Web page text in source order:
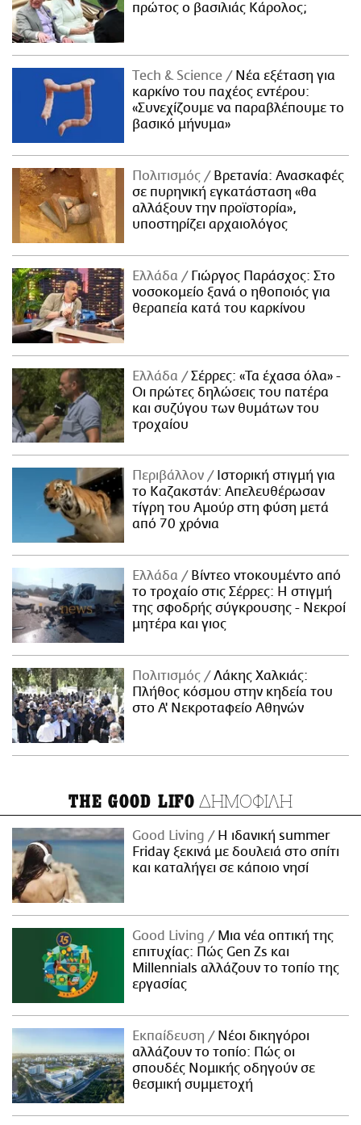
πρώτος ο βασιλιάς Κάρολος;
Τech & Science
Νέα εξέταση για
καρκίνο του παχέος εντέρου:
«Συνεχίζουμε να παραβλέπουμε το
βασικό μήνυμα»
Πολιτισμός
Βρετανία: Ανασκαφές
σε πυρηνική εγκατάσταση «θα
αλλάξουν την προϊστορία»,
υποστηρίζει αρχαιολόγος
Ελλάδα
Γιώργος Παράσχος: Στο
νοσοκομείο ξανά ο ηθοποιός για
θεραπεία κατά του καρκίνου
Ελλάδα
Σέρρες: «Τα έχασα όλα» -
Οι πρώτες δηλώσεις του πατέρα
και συζύγου των θυμάτων του
τροχαίου
Περιβάλλον
Ιστορική στιγμή για
το Καζακστάν: Απελευθέρωσαν
τίγρη του Αμούρ στη φύση μετά
από 70 χρόνια
Ελλάδα
Βίντεο ντοκουμέντο από
το τροχαίο στις Σέρρες: Η στιγμή
της σφοδρής σύγκρουσης - Νεκροί
μητέρα και γιος
Πολιτισμός
Λάκης Χαλκιάς:
Πλήθος κόσμου στην κηδεία του
στο Α' Νεκροταφείο Αθηνών
THE GOOD LIFO ΔΗΜΟΦΙΛΗ
Good Living
Η ιδανική summer
Friday ξεκινά με δουλειά στο σπίτι
και καταλήγει σε κάποιο νησί
Good Living
Μια νέα οπτική της
επιτυχίας: Πώς Gen Zs και
Millennials αλλάζουν το τοπίο της
εργασίας
Εκπαίδευση
Νέοι δικηγόροι
αλλάζουν το τοπίο: Πώς οι
σπουδές Νομικής οδηγούν σε
θεσμική συμμετοχή